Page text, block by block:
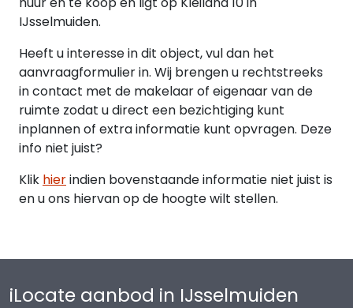
IJsselmuiden.
Heeft u interesse in dit object, vul dan het
aanvraagformulier in. Wij brengen u rechtstreeks
in contact met de makelaar of eigenaar van de
ruimte zodat u direct een bezichtiging kunt
inplannen of extra informatie kunt opvragen. Deze
info niet juist?
Klik hierindien bovenstaande informatie niet juist is
en u ons hiervan op de hoogte wilt stellen.
iLocate aanbod in IJsselmuiden